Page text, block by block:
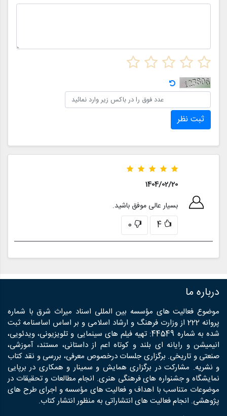
ثبت نظر
1404/02/20
بسیار عالی موفق باشید.
4
0
درباره ما
موضوع فعالیت های مؤسسه بین المللی اسناد میراث شرق با شماره
پروانه 222 از وزارت فرهنگ و ارشاد اسلامی و بر اساس اساسنامه ثبت
شده به شماره 44549: تهیه فیلم های سینمایی و تلویزیونی، ویدئویی،
انیمیشن و رایانه ای بلند و کوتاه اعم از داستانی، مستند، آموزشی،
صنعتی و تاریخی. برگزاری جلسات درخصوص معرفی، بررسی و نقد کتاب
و نشریه. مشارکت در برگزاری همایش و سمینار و همکاری در برپایی
نمایشگاه و جشنواره های فرهنگی هنری. انجام مطالعات و تحقیقات در
موضوعات متناسب با اهداف و فعالیت های مؤسسه و اجرای طرح های
پژوهشی. انجام فعالیت های انتشاراتی به منظور انتشار کتاب.